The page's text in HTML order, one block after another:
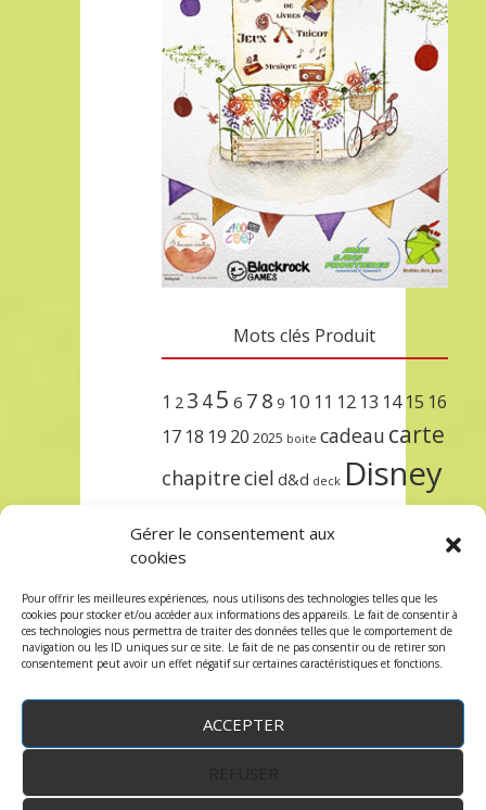
Gérer le consentement aux
cookies
Pour offrir les meilleures expériences, nous utilisons des technologies telles que les
cookies pour stocker et/ou accéder aux informations des appareils. Le fait de consentir à
ces technologies nous permettra de traiter des données telles que le comportement de
navigation ou les ID uniques sur ce site. Le fait de ne pas consentir ou de retirer son
consentement peut avoir un effet négatif sur certaines caractéristiques et fonctions.
ACCEPTER
Mots clés Produit
1 2 3 45 6 7 8 9 10 11 12 13 14 15 16
17 18 19 20 2025 boite cadeau carte
chapitreciel d&d deck Disney
lorcana
protègeprécommandesetsleeve
terre trois unlockursula étincelant
Copyright © 2023 robindesjeux.com -Mentions